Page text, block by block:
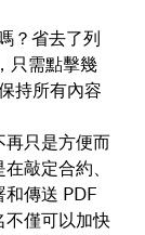
？省去了列
只需點擊幾
持所有內容
再只是方便而
敲定合約、
和傳送 PDF
不僅可以加快